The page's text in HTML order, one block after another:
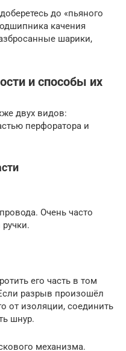
до «пьяного
качения
шарики,
и способы их
двух видов:
перфоратора и
Очень часто
его часть в том
разрыв произошёл
от изоляции, соединить
шнур.
механизма.